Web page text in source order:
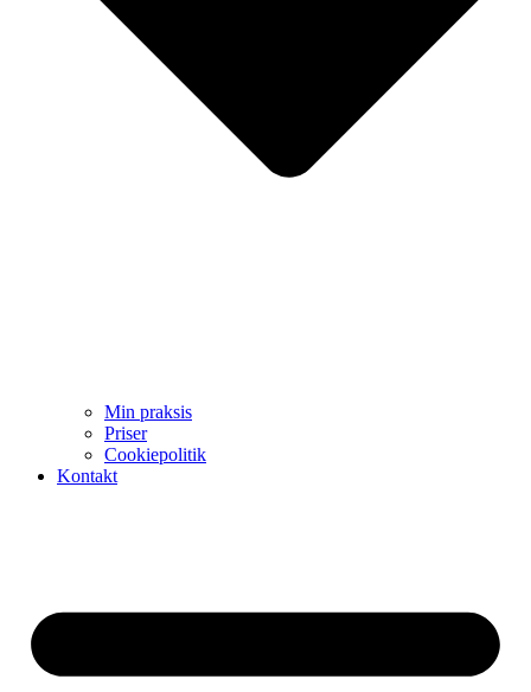
Min praksis
Priser
Cookiepolitik
Kontakt